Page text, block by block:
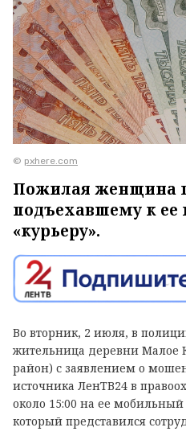
© pxhere.com
Пожилая женщина
подъехавшему к ее
«курьеру».
Во вторник, 2 июля, в
жительница деревни Малое
район) с заявлением о
источника ЛенТВ24 в
около 15:00 на ее
который представился